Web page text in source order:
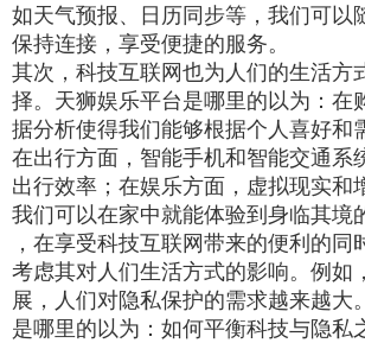
如天气预报、日历同步等，我们可以
保持连接，享受便捷的服务。
其次，科技互联网也为人们的生活方
择。天狮娱乐平台是哪里的以为：在
据分析使得我们能够根据个人喜好和
在出行方面，智能手机和智能交通系
出行效率；在娱乐方面，虚拟现实和
我们可以在家中就能体验到身临其境
，在享受科技互联网带来的便利的同
考虑其对人们生活方式的影响。例如
展，人们对隐私保护的需求越来越大
是哪里的以为：如何平衡科技与隐私